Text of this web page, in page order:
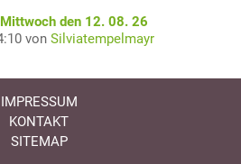
den 12. 08. 26
von Silviatempelmayr
IMPRESSUM
KONTAKT
SITEMAP